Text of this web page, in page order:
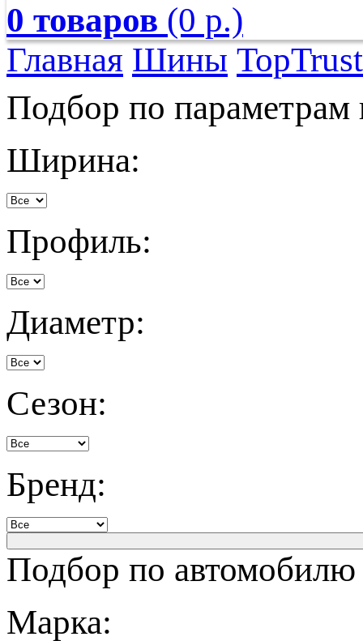
0 товаров (0 р.)
Главная Шины TopTrust
Подбор по
Ширина:
Профиль:
Диаметр:
Сезон:
Бренд:
Подбор по автомобилю
Марка: